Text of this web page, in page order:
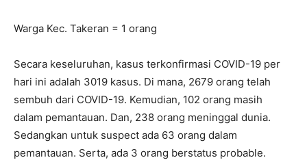
Warga Kec. Takeran = 1 orang
Secara keseluruhan, kasus terkonfirmasi COVID-19 per
hari ini adalah 3019 kasus. Di mana, 2679 orang telah
sembuh dari COVID-19. Kemudian, 102 orang masih
dalam pemantauan. Dan, 238 orang meninggal dunia.
Sedangkan untuk suspect ada 63 orang dalam
pemantauan. Serta, ada 3 orang berstatus probable.